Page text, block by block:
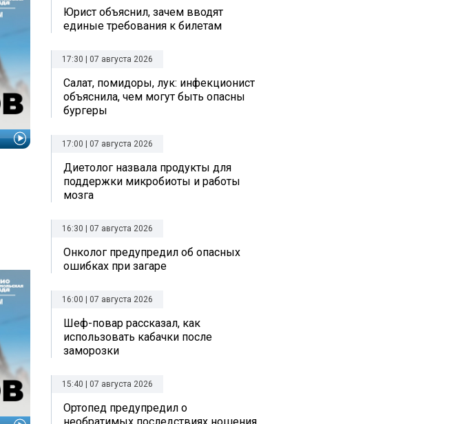
Юрист объяснил, зачем вводят
единые требования к билетам
17:30 | 07 августа 2026
Салат, помидоры, лук: инфекционист
объяснила, чем могут быть опасны
бургеры
17:00 | 07 августа 2026
Диетолог назвала продукты для
поддержки микробиоты и работы
мозга
16:30 | 07 августа 2026
Онколог предупредил об опасных
ошибках при загаре
16:00 | 07 августа 2026
Шеф-повар рассказал, как
использовать кабачки после
заморозки
15:40 | 07 августа 2026
Ортопед предупредил о